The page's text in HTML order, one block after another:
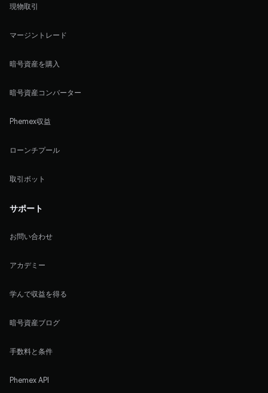
現物取引
マージントレード
暗号資産を購入
暗号資産コンバーター
Phemex収益
ローンチプール
取引ボット
サポート
お問い合わせ
アカデミー
学んで収益を得る
暗号資産ブログ
手数料と条件
Phemex API